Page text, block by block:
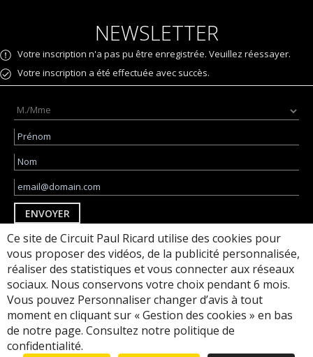
NEWSLETTER
Votre inscription n'a pas pu être enregistrée. Veuillez réessayer.
Votre inscription a été effectuée avec succès.
ENVOYER
J'accepte d'être suivi via des pixels de suivi
par e-mail pour des communications
personnalisées
MENTIONS LÉGALES
REGLEMENT INTERIEUR
© 2023 - 2026 CIRCUIT PAUL RICARD
Ce site de Circuit Paul Ricard utilise des cookies pour
vous proposer des vidéos, de la publicité personnalisée,
réaliser des statistiques et vous connecter aux réseaux
sociaux. Nous conservons votre choix pendant 6 mois.
Vous pouvez Personnaliser changer d’avis à tout
moment en cliquant sur « Gestion des cookies » en bas
de notre page. Consultez notre politique de
confidentialité.